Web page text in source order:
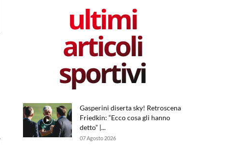
ultimi
articoli
sportivi
Gasperini diserta sky! Retroscena
Friedkin: “Ecco cosa gli hanno
detto” |...
07 Agosto 2026